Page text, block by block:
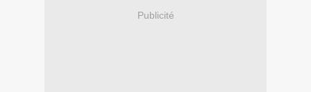
Publicité